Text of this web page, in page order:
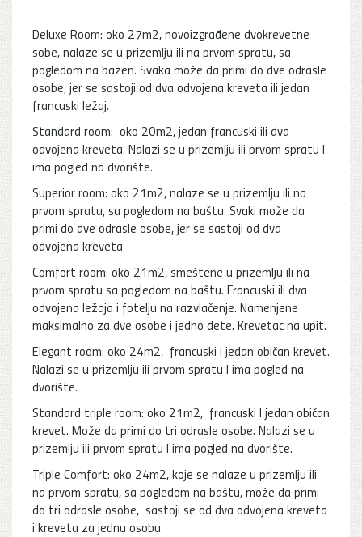
Deluxe Room: oko 27m2, novoizgrađene dvokrevetne
sobe, nalaze se u prizemlju ili na prvom spratu, sa
pogledom na bazen. Svaka može da primi do dve odrasle
osobe, jer se sastoji od dva odvojena kreveta ili jedan
francuski ležaj.
Standard room: oko 20m2, jedan francuski ili dva
odvojena kreveta. Nalazi se u prizemlju ili prvom spratu I
ima pogled na dvorište.
Superior room: oko 21m2, nalaze se u prizemlju ili na
prvom spratu, sa pogledom na baštu. Svaki može da
primi do dve odrasle osobe, jer se sastoji od dva
odvojena kreveta
Comfort room: oko 21m2, smeštene u prizemlju ili na
prvom spratu sa pogledom na baštu. Francuski ili dva
odvojena ležaja i fotelju na razvlačenje. Namenjene
maksimalno za dve osobe i jedno dete. Krevetac na upit.
Elegant room: oko 24m2, francuski i jedan običan krevet.
Nalazi se u prizemlju ili prvom spratu I ima pogled na
dvorište.
Standard triple room: oko 21m2, francuski I jedan običan
krevet. Može da primi do tri odrasle osobe. Nalazi se u
prizemlju ili prvom spratu I ima pogled na dvorište.
Triple Comfort: oko 24m2, koje se nalaze u prizemlju ili
na prvom spratu, sa pogledom na baštu, može da primi
do tri odrasle osobe, sastoji se od dva odvojena kreveta
i kreveta za jednu osobu.